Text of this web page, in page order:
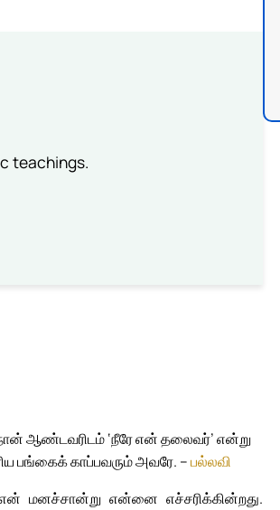
teachings.
ஆண்டவரிடம் ‘நீரே என் தலைவர்’ என்று
பங்கைக் காப்பவரும் அவரே. –பல்லவி
மனச்சான்று என்னை எச்சரிக்கின்றது.